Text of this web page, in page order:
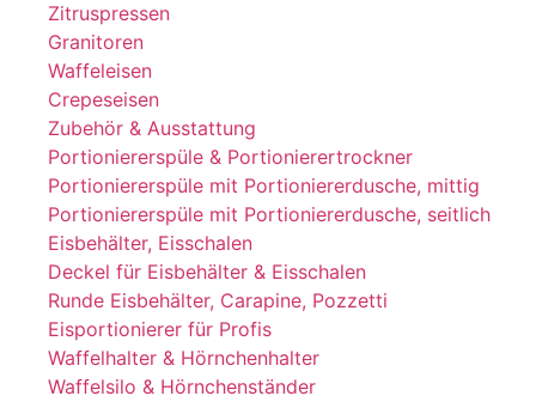
Zitruspressen
Granitoren
Waffeleisen
Crepeseisen
Zubehör & Ausstattung
Portioniererspüle & Portionierertrockner
Portioniererspüle mit Portioniererdusche, mittig
Portioniererspüle mit Portioniererdusche, seitlich
Eisbehälter, Eisschalen
Deckel für Eisbehälter & Eisschalen
Runde Eisbehälter, Carapine, Pozzetti
Eisportionierer für Profis
Waffelhalter & Hörnchenhalter
Waffelsilo & Hörnchenständer